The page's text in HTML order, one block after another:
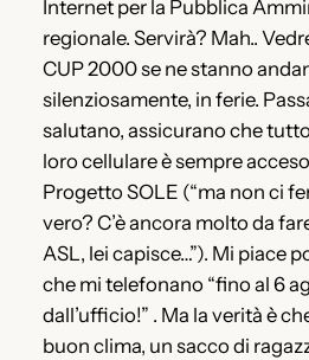
Internet per la Pubblica
regionale. Servirà? Mah..
CUP 2000 se ne stanno
silenziosamente, in ferie.
salutano, assicurano che
loro cellulare è sempre
Progetto SOLE (“ma non ci
vero? C’è ancora molto da
ASL, lei capisce…”). Mi piace
che mi telefonano “fino al 6
dall’ufficio!” . Ma la verità è
buon clima, un sacco di